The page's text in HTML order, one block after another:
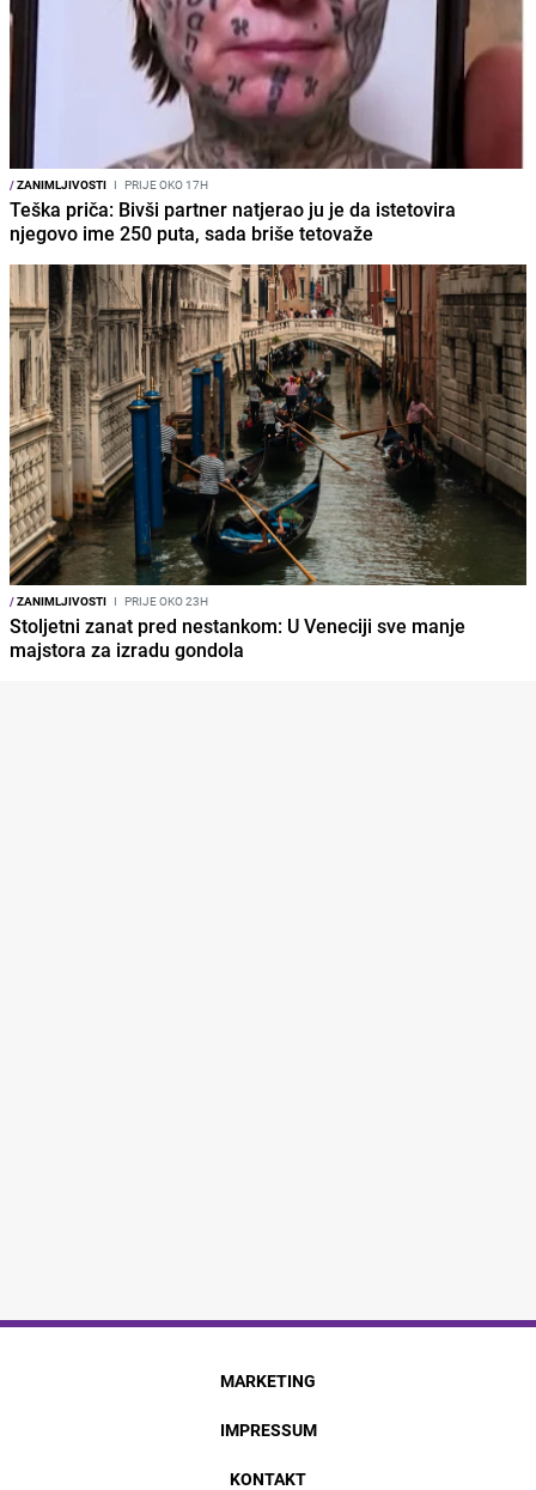
/ZANIMLJIVOSTI I PRIJE OKO 17H
Teška priča: Bivši partner natjerao ju je da istetovira
njegovo ime 250 puta, sada briše tetovaže
/ZANIMLJIVOSTI I PRIJE OKO 23H
Stoljetni zanat pred nestankom: U Veneciji sve manje
majstora za izradu gondola
MARKETING
IMPRESSUM
KONTAKT